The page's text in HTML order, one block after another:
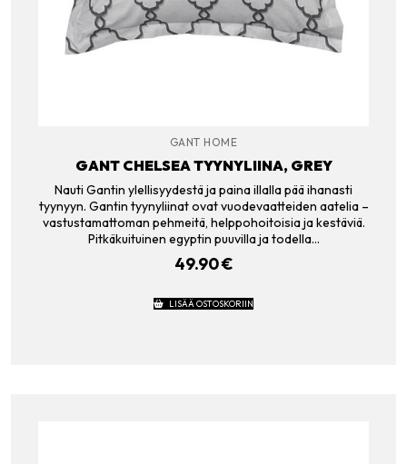
GANT HOME
GANT CHELSEA TYYNYLIINA, GREY
Nauti Gantin ylellisyydestä ja paina illalla pää ihanasti
tyynyyn. Gantin tyynyliinat ovat vuodevaatteiden aatelia –
vastustamattoman pehmeitä, helppohoitoisia ja kestäviä.
Pitkäkuituinen egyptin puuvilla ja todella…
49.90€
LISÄÄ OSTOSKORIIN